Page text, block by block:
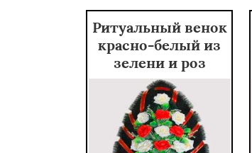
Ритуальный венок
красно-белый из
зелени и роз